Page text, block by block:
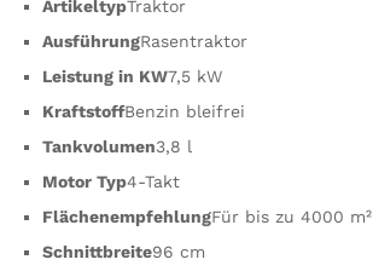
ArtikeltypTraktor
AusführungRasentraktor
Leistung in KW7,5 kW
KraftstoffBenzin bleifrei
Tankvolumen3,8 l
Motor Typ4-Takt
FlächenempfehlungFür bis zu 4000 m²
Schnittbreite96 cm